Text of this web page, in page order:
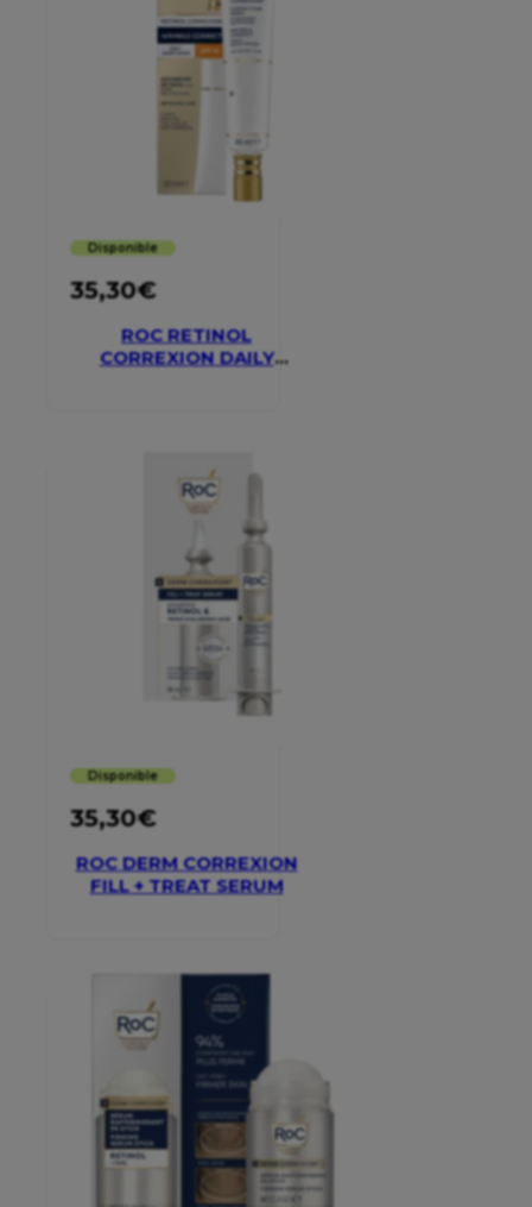
Disponible
35,30€
ROC RETINOL
CORREXION DAILY
Disponible
35,30€
ROC DERM CORREXION
FILL + TREAT SERUM